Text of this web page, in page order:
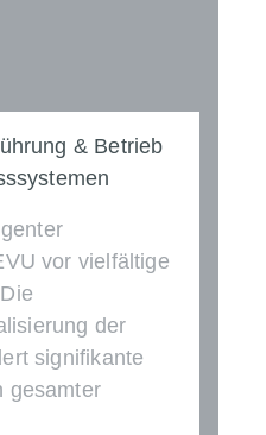
& Betrieb
vor vielfältige
der
signifikante
gesamter